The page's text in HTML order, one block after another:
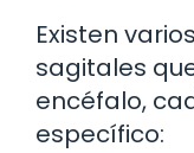
Existen
sagitales
encéfalo,
específico: